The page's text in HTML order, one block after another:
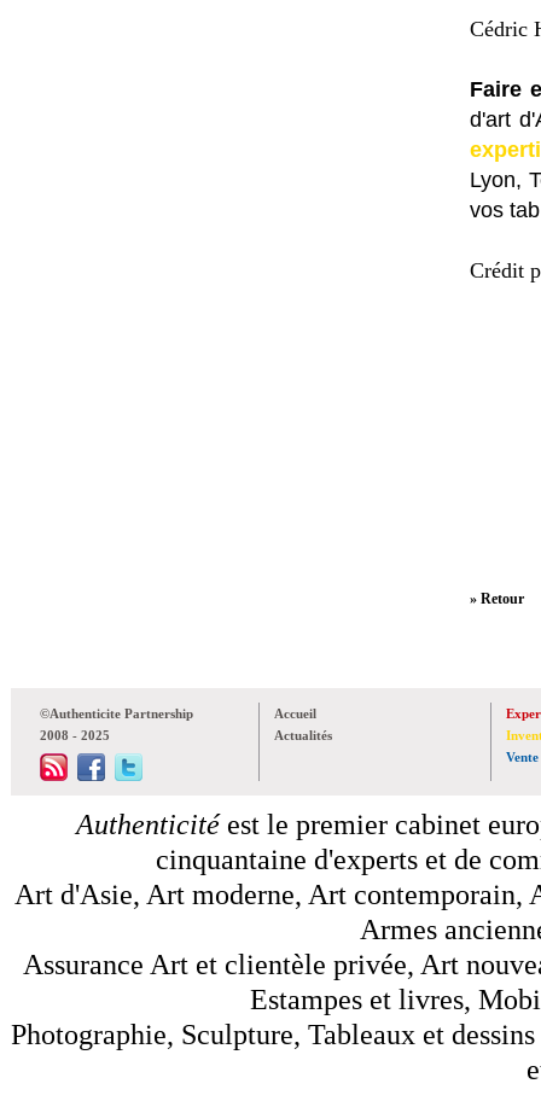
Cédric
Faire
d'art
Lyon,
vos
Crédit
» Retour
©Authenticite Partnership
2008 - 2025
Accueil
Actualités
Vente
Authenticitéest le premier cabinet
cinquantaine d'experts et de
Art d'Asie, Art moderne, Art contemporain,
Armes
Assurance Art et clientèle privée, Art
Estampes et livres,
Photographie, Sculpture, Tableaux et